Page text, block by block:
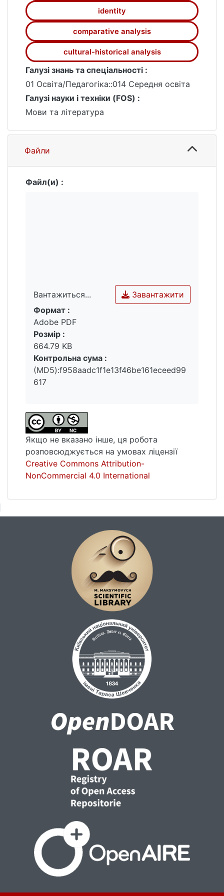
колонізованої нації. Дослідження також
торкається потенціалу п’єси «Переклади»
як навчального матеріалу для українських
шкіл, з урахуванням її актуальності у
контексті сучасних викликів, пов’язаних з
мовою, культурою та ідентичністю.
identity
comparative analysis
cultural-historical analysis
Галузі знань та спеціальності :
01 Освіта/Педагогіка::014 Середня освіта
Галузі науки і техніки (FOS) :
Мови та література
Файли
Файл(и) :
Вантажиться...
Вантажиться...
Завантажити
Формат :
Adobe PDF
Розмір :
664.79 KB
Контрольна сума :
(MD5):f958aadc1f1e13f46be161eceed99
617
Якщо не вказано інше, ця робота
розповсюджується на умовах ліцензії
Creative Commons Attribution-
NonCommercial 4.0 International